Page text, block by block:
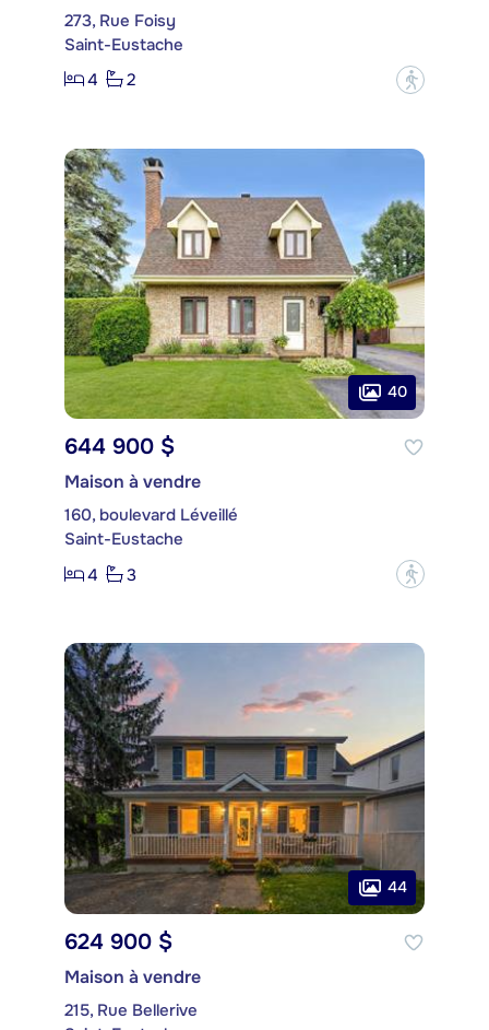
273, Rue Foisy
Saint-Eustache
4
2 ?
40
644 900 $
Maison à vendre
160, boulevard Léveillé
Saint-Eustache
4
3 ?
44
624 900 $
Maison à vendre
215, Rue Bellerive